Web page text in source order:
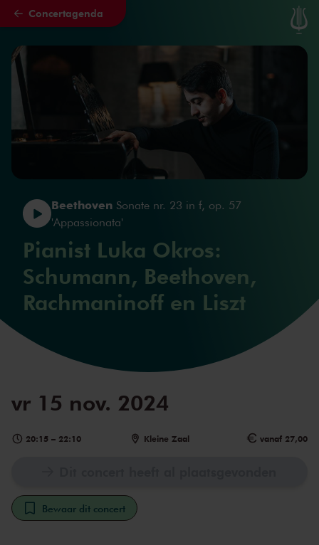
Naar hoofdcontent
Concertagenda
Beethoven Sonate nr. 23 in f, op. 57
'Appassionata'
Pianist Luka Okros:
Schumann, Beethoven,
Rachmaninoff en Liszt
vr 15 nov. 2024
20:15 – 22:10 Kleine Zaal vanaf 27,00
Bewaar dit concert